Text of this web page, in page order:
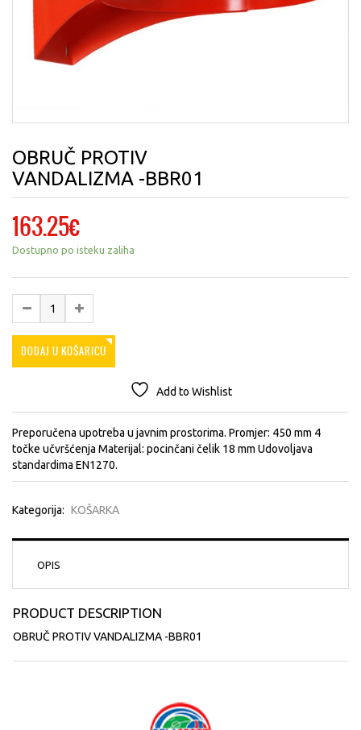
OBRUČ PROTIV
VANDALIZMA -BBR01
163.25€
Dostupno po isteku zaliha
DODAJ U KOŠARICU
Add to Wishlist
Preporučena upotreba u javnim prostorima. Promjer: 450 mm 4
točke učvršćenja Materijal: pocinčani čelik 18 mm Udovoljava
standardima EN1270.
Kategorija: KOŠARKA
OPIS
PRODUCT DESCRIPTION
OBRUČ PROTIV VANDALIZMA -BBR01